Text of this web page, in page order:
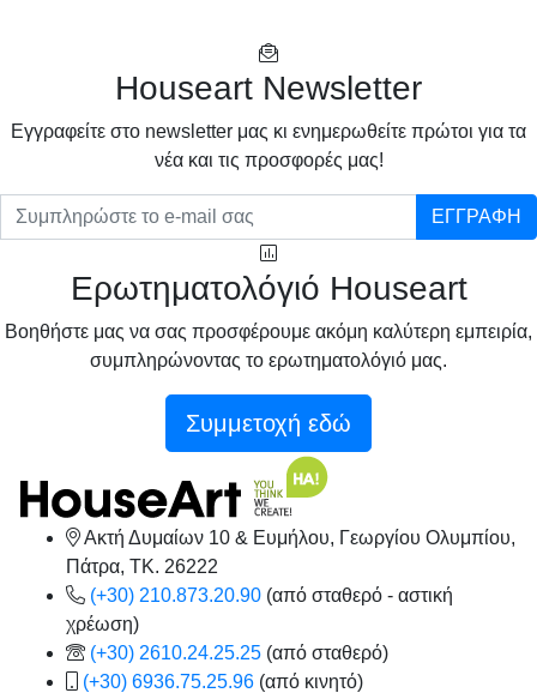
Houseart Newsletter
Eγγραφείτε στο newsletter μας κι ενημερωθείτε πρώτοι για τα
νέα και τις προσφορές μας!
ΕΓΓΡΑΦΗ
Ερωτηματολόγιό Houseart
Βοηθήστε μας να σας προσφέρουμε ακόμη καλύτερη εμπειρία,
συμπληρώνοντας το ερωτηματολόγιό μας.
Συμμετοχή εδώ
Ακτή Δυμαίων 10 & Ευμήλου, Γεωργίου Ολυμπίου,
Πάτρα, TK. 26222
(+30) 210.873.20.90 (από σταθερό - αστική
χρέωση)
(+30) 2610.24.25.25 (από σταθερό)
(+30) 6936.75.25.96 (από κινητό)